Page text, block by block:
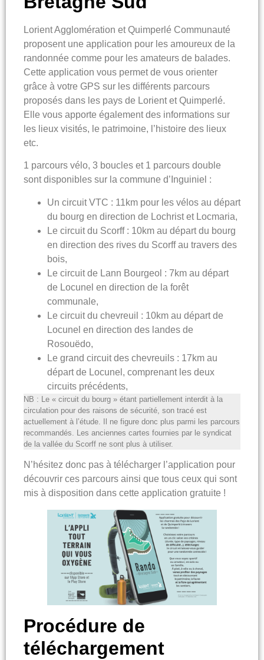
Lorient Agglomération et Quimperlé Communauté
proposent une application pour les amoureux de la
randonnée comme pour les amateurs de balades.
Cette application vous permet de vous orienter
grâce à votre GPS sur les différents parcours
proposés dans les pays de Lorient et Quimperlé.
Elle vous apporte également des informations sur
les lieux visités, le patrimoine, l’histoire des lieux
etc.
1 parcours vélo, 3 boucles et 1 parcours double
sont disponibles sur la commune d’Inguiniel :
Un circuit VTC : 11km pour les vélos au départ
du bourg en direction de Lochrist et Locmaria,
Le circuit du Scorff: 10km au départ du bourg
en direction des rives du Scorff au travers des
bois,
Le circuit de Lann Bourgeol : 7km au départ
de Locunel en direction de la forêt
communale,
Le circuit du chevreuil : 10km au départ de
Locunel en direction des landes de
Rosouëdo,
Le grand circuit des chevreuils : 17km au
départ de Locunel, comprenant les deux
circuits précédents,
NB : Le « circuit du bourg » étant partiellement interdit à la
circulation pour des raisons de sécurité, son tracé est
actuellement à l’étude. Il ne figure donc plus parmi les parcours
recommandés. Les anciennes cartes fournies par le syndicat
de la vallée du Scorff ne sont plus à utiliser.
N’hésitez donc pas à télécharger l’application pour
découvrir ces parcours ainsi que tous ceux qui sont
mis à disposition dans cette application gratuite !
Procédure de
téléchargement